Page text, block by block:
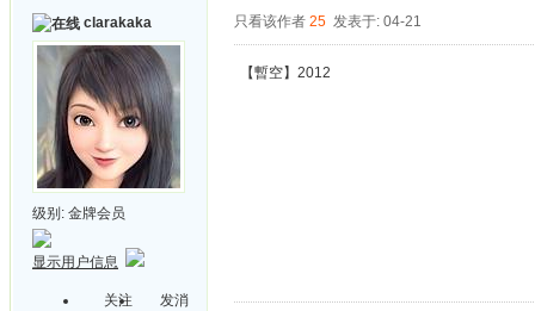
clarakaka
级别: 金牌会员
显示用户信息
关注
发消
只看该作者 25 发表于: 04-21
【暫空】2012